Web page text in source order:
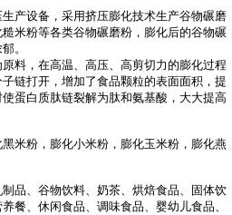
产设备，采用挤压膨化技术生产谷物碾磨
米粉等各类谷物碾磨粉，膨化后的谷物碾
。
料，在高温、高压、高剪切力的膨化过程
链打开，增加了食品颗粒的表面面积，提
蛋白质肽链裂解为肽和氨基酸，大大提高
黑米粉，膨化小米粉，膨化玉米粉，膨化燕
制品、谷物饮料、奶茶、烘焙食品、固体饮
餐、休闲食品、调味食品、婴幼儿食品、